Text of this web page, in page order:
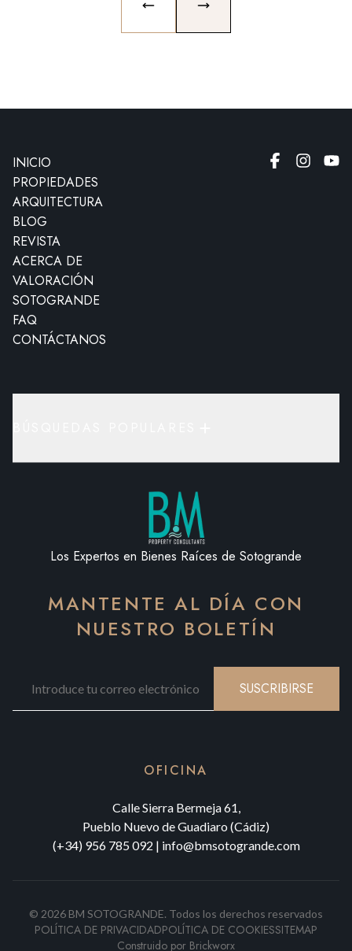
PREVIOUS SLIDENEXT SLIDE
INICIO
PROPIEDADES
ARQUITECTURA
BLOG
REVISTA
ACERCA DE
VALORACIÓN
SOTOGRANDE
FAQ
CONTÁCTANOS
Los Expertos en Bienes Raíces de Sotogrande
MANTENTE AL DÍA CON
NUESTRO BOLETÍN
SUSCRIBIRSE
OFICINA
Calle Sierra Bermeja 61,
Pueblo Nuevo de Guadiaro (Cádiz)
(+34) 956 785 092 | info@bmsotogrande.com
© 2026 BM SOTOGRANDE. Todos los derechos reservados
POLÍTICA DE PRIVACIDADPOLÍTICA DE COOKIESSITEMAP
Construido por Brickworx